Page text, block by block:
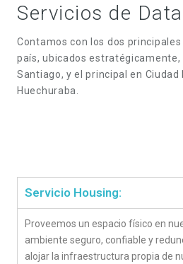
Servicios de
Contamos con los dos
país, ubicados estratégicamente,
Santiago, y el principal en Ciudad
Huechuraba.
Servicio Housing:
Proveemos un espacio físico en
ambiente seguro, confiable y
alojar la infraestructura propia de